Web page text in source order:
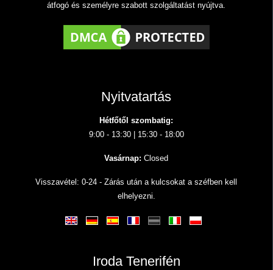
átfogó és személyre szabott szolgáltatást nyújtva.
Nyitvatartás
Hétfőtől szombatig:
9:00 - 13:30 | 15:30 - 18:00
Vasárnap: Closed
Visszavétel: 0-24 - Zárás után a kulcsokat a széfben kell
elhelyezni.
Iroda Tenerifén